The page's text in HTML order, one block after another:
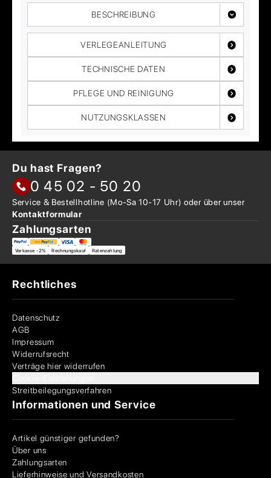
BESCHREIBUNG
VERLEGEANLEITUNG
TECHNISCHE DATEN
PFLEGE UND REINIGUNG
NUTZUNGSKLASSEN
Du hast Fragen?
0 45 02 - 50 20
Service & Bestellhotline (Mo-Sa 10-17 Uhr) oder überunser
Kontaktformular
Zahlungsarten
Vorkasse -2% Rechnungskauf Ratenzahlung
Rechtliches
Datenschutz
AGB
Impressum
Widerrufsrecht
Verträge hier widerrufen
Streitbeilegungsverfahren
Informationen und Service
Artikel günstiger gefunden?
Über uns
Zahlungsarten
Lieferhinweise und Versandkosten